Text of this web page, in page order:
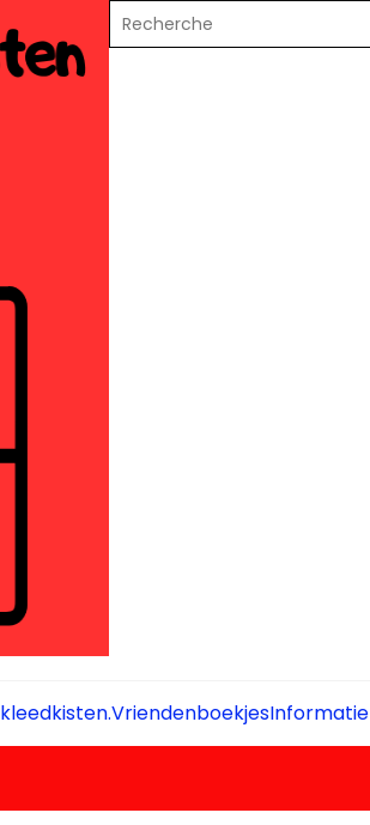
Recherche
VriendenboekjesInformatie